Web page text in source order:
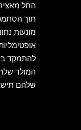
החל
תוך
מונעות
להתמקד
המולד
שלהם